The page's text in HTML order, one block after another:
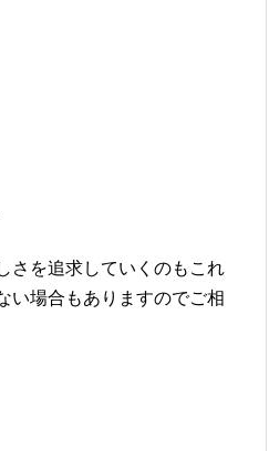
さを追求していくのもこれ
い場合もありますのでご相